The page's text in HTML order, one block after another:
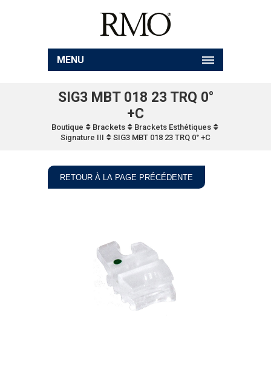
MENU
SIG3 MBT 018 23 TRQ 0°
+C
Boutique Brackets
Brackets Esthétiques
Signature III
SIG3 MBT 018 23 TRQ 0° +C
RETOUR À LA PAGE PRÉCÉDENTE